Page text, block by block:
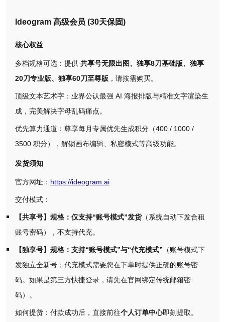
Ideogram 高级会员 (30天保固)
核心权益
多档规格可选：提供 共享号无限出图、独享8刀基础版、独享
20刀专业版、独享60刀至尊版 ，请按需购买。
顶级文本艺术字：业界公认最强 AI 海报排版与精准文字渲染生
成，完美解决字母乱码痛点。
优先算力通道：尊享每月专属优先生成积分（400 / 1000 /
3500 积分），解锁画布编辑、私密模式等高级功能。
发货须知
官方网址： https://ideogram.ai
交付模式：
【共享号】规格：仅支持“账号模式”发货（系统自动下发合租
账号密码），不支持代充。
【独享号】规格：支持“账号模式”与“代充模式” （账号模式下
发独立全新号；代充模式需要您在下单时提供正确的账号密
码。如果是第三方快捷登录，请先在官网绑定传统邮箱密
码）。
如何提货：付款成功后，直接前往个人订单中心即刻提取。